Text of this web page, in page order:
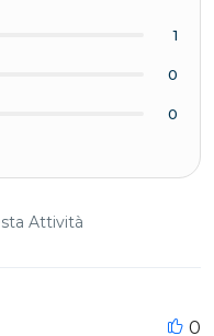
1
0
0
Attività
0